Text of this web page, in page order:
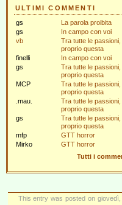
ULTIMI COMMENTI
gs
La parola proibita
gs
In campo con voi
vb
Tra tutte le passioni,
proprio questa
finelli
In campo con voi
gs
Tra tutte le passioni,
proprio questa
MCP
Tra tutte le passioni,
proprio questa
.mau.
Tra tutte le passioni,
proprio questa
gs
Tra tutte le passioni,
proprio questa
mfp
GTT horror
Mirko
GTT horror
Tutti i
This entry was posted on